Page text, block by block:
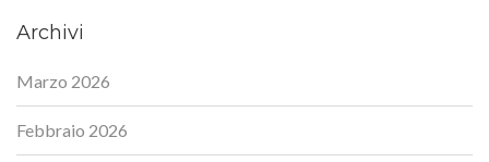
Archivi
Marzo 2026
Febbraio 2026